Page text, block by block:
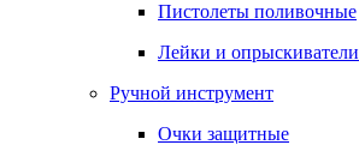
Пистолеты поливочные
Лейки и опрыскиватели
Ручной инструмент
Очки защитные